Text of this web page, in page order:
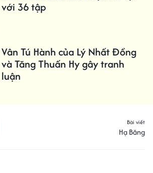
với 36 tập
Vân Tú Hành của Lý Nhất Đồng
và Tăng Thuấn Hy gây tranh
luận
Bài viết
Hạ Băng